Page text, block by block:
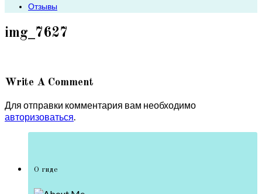
Отзывы
img_7627
Write A Comment
Для отправки комментария вам необходимо
авторизоваться.
О гиде